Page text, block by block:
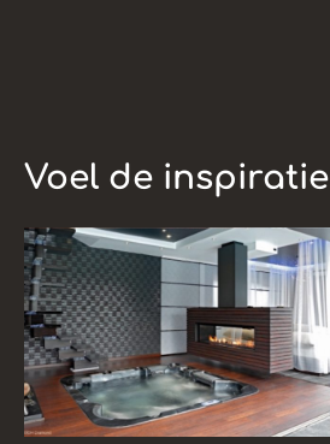
Voel de inspiratie